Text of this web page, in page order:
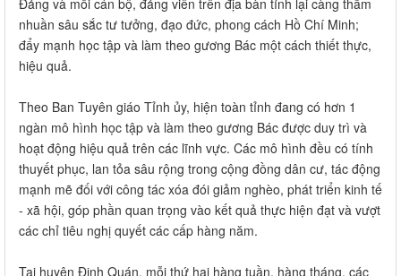
nhuần sâu sắc tư tưởng, đạo đức, phong cách Hồ Chí Minh;
đẩy mạnh học tập và làm theo gương Bác một cách thiết thực,
hiệu quả.
Theo Ban Tuyên giáo Tỉnh ủy, hiện toàn tỉnh đang có hơn 1
ngàn mô hình học tập và làm theo gương Bác được duy trì và
hoạt động hiệu quả trên các lĩnh vực. Các mô hình đều có tính
thuyết phục, lan tỏa sâu rộng trong cộng đồng dân cư, tác động
mạnh mẽ đối với công tác xóa đói giảm nghèo, phát triển kinh tế
- xã hội, góp phần quan trọng vào kết quả thực hiện đạt và vượt
các chỉ tiêu nghị quyết các cấp hàng năm.
Tại huyện Định Quán, mỗi thứ hai hàng tuần, hàng tháng, các